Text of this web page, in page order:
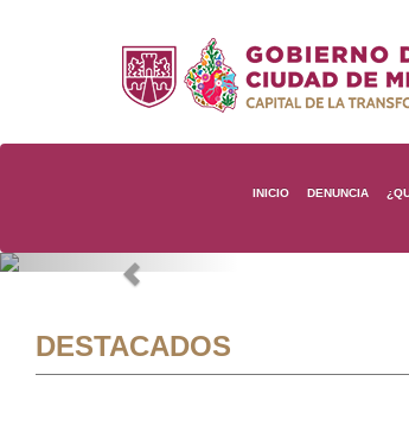
INICIO DENUNCIA
Previous
DESTACADOS